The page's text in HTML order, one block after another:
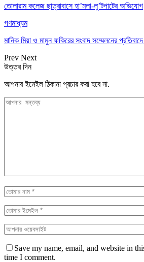
তোলারাম কলেজ ছাত্রাবাসে হা’মলা-লু’টপাটের অভিযোগ
গণমাধ্যম
মানিক মিয়া ও মামুন ফকিরের সংবাদ সম্মেলনের প্রতিবাদে
Prev Next
উত্তর দিন
আপনার ইমেইল ঠিকানা প্রচার করা হবে না.
Save my name, email, and website in
time I comment.